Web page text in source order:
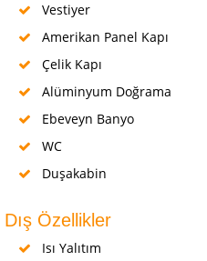
Vestiyer
Amerikan Panel Kapı
Çelik Kapı
Alüminyum Doğrama
Ebeveyn Banyo
WC
Duşakabin
Dış Özellikler
Isı Yalıtım